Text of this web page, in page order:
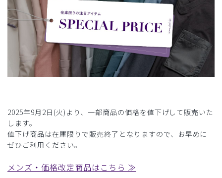
2025年9月2日(火)より、一部商品の価格を値下げして販売いた
します。
値下げ商品は在庫限りで販売終了となりますので、お早めに
ぜひご利用ください。
メンズ・価格改定商品はこちら ≫